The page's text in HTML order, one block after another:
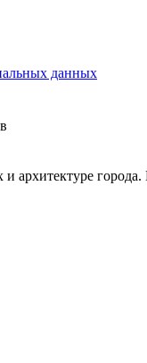
данных
архитектуре